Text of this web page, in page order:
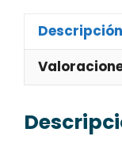
Descripción